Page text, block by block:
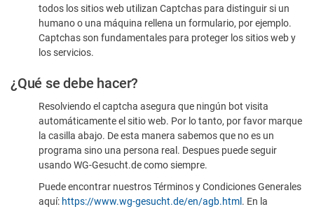
humano
todos los sitios web utilizan Captchas para distinguir si un
humano o una máquina rellena un formulario, por ejemplo.
Captchas son fundamentales para proteger los sitios web y
los servicios.
¿Qué se debe hacer?
Resolviendo el captcha asegura que ningún bot visita
automáticamente el sitio web. Por lo tanto, por favor marque
la casilla abajo. De esta manera sabemos que no es un
programa sino una persona real. Despues puede seguir
usando WG-Gesucht.de como siempre.
Puede encontrar nuestros Términos y Condiciones Generales
aquí: https://www.wg-gesucht.de/en/agb.html . En la